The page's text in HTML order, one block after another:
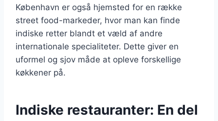
København er også hjemsted for en række
street food-markeder, hvor man kan finde
indiske retter blandt et væld af andre
internationale specialiteter. Dette giver en
uformel og sjov måde at opleve forskellige
køkkener på.
Indiske restauranter: En del